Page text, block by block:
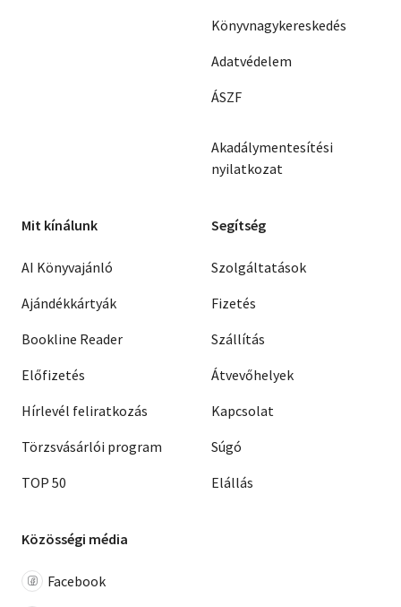
Könyvnagykereskedés
Adatvédelem
ÁSZF
Akadálymentesítési
nyilatkozat
Mit kínálunk
AI Könyvajánló
Ajándékkártyák
Bookline Reader
Előfizetés
Hírlevél feliratkozás
Törzsvásárlói program
TOP 50
Segítség
Szolgáltatások
Fizetés
Szállítás
Átvevőhelyek
Kapcsolat
Súgó
Elállás
Közösségi média
Facebook